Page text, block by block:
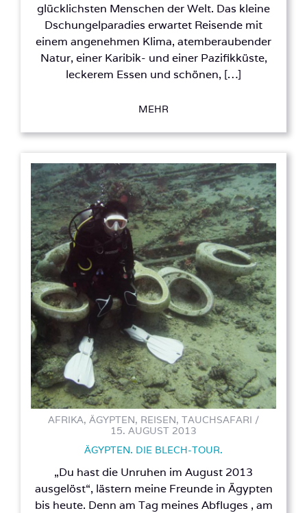
glücklichsten Menschen der Welt. Das kleine
Dschungelparadies erwartet Reisende mit
einem angenehmen Klima, atemberaubender
Natur, einer Karibik- und einer Pazifikküste,
leckerem Essen und schönen, […]
MEHR
AFRIKA, ÄGYPTEN, REISEN, TAUCHSAFARI /
15. AUGUST 2013
ÄGYPTEN. DIE BLECH-TOUR.
„Du hast die Unruhen im August 2013
ausgelöst“, lästern meine Freunde in Ägypten
bis heute. Denn am Tag meines Abfluges , am